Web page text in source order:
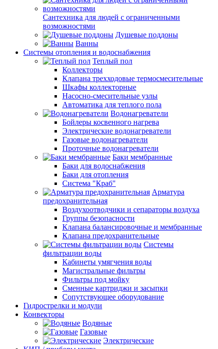
Сантехника для людей с ограниченными
возможностями
Душевые поддоны
Ванны
Системы отопления и водоснабжения
Теплый пол
Коллекторы
Клапана трехходовые термосмесительные
Шкафы коллекторные
Насосно-смесительные узлы
Автоматика для теплого пола
Водонагреватели
Бойлеры косвенного нагрева
Электрические водонагреватели
Газовые водонагреватели
Проточные водонагреватели
Баки мембранные
Баки для водоснабжения
Баки для отопления
Система "Краб"
Арматура
предохранительная
Воздухоотводчики и сепараторы воздуха
Группы безопасности
Клапана балансировочные и мембранные
Клапана предохранительные
Системы
фильтрации воды
Кабинеты умягчения воды
Магистральные фильтры
Фильтры под мойку
Сменные картриджи и засыпки
Сопутствующее оборудование
Гидрострелки и модули
Конвекторы
Водяные
Газовые
Электрические